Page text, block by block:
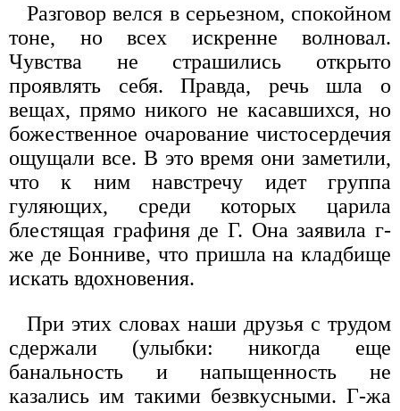
Разговор велся в серьезном, спокойном
тоне, но всех искренне волновал.
Чувства не страшились открыто
проявлять себя. Правда, речь шла о
вещах, прямо никого не касавшихся, но
божественное очарование чистосердечия
ощущали все. В это время они заметили,
что к ним навстречу идет группа
гуляющих, среди которых царила
блестящая графиня де Г. Она заявила г-
же де Бонниве, что пришла на кладбище
искать вдохновения.
При этих словах наши друзья с трудом
сдержали (улыбки: никогда еще
банальность и напыщенность не
казались им такими безвкусными. Г-жа